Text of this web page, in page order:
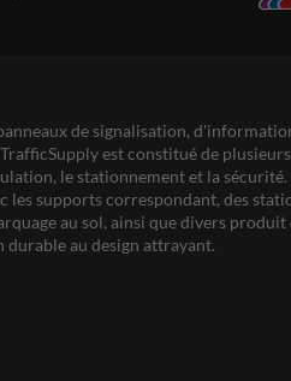
de signalisation,
est constitué de plusieurs
le stationnement et la sécurité.
les supports correspondant, des
au sol, ainsi que divers produit
au design attrayant.